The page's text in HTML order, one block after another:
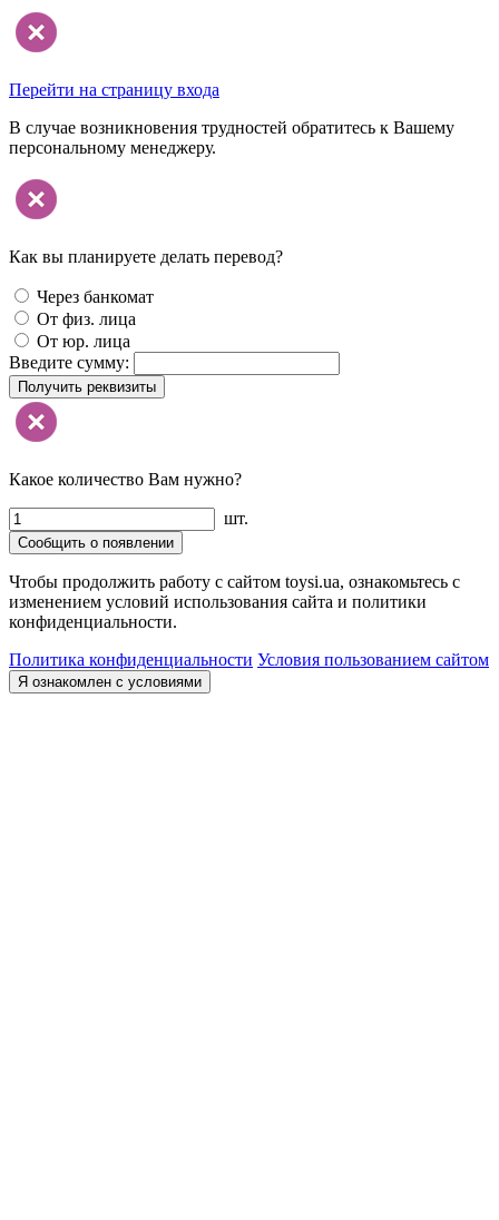
Перейти на страницу входа
В случае возникновения трудностей обратитесь к Вашему
персональному менеджеру.
Как вы планируете делать перевод?
Через банкомат
От физ. лица
От юр. лица
Введите сумму:
Получить реквизиты
Какое количество Вам нужно?
шт.
Сообщить о появлении
Чтобы продолжить работу с сайтом toysi.ua, ознакомьтесь с
изменением условий использования сайта и политики
конфиденциальности.
Политика конфиденциальности Условия пользованием сайтом
Я ознакомлен с условиями